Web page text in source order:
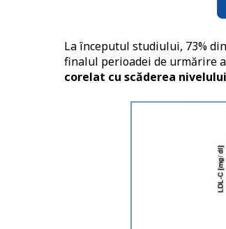
La începutul studiului, 73%
finalul perioadei de urmărire
corelat cu scăderea